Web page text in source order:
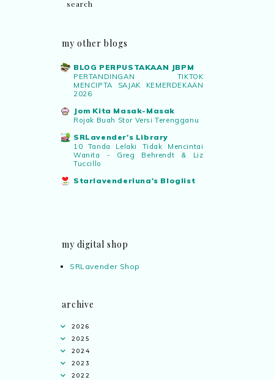
my other blogs
BLOG PERPUSTAKAAN JBPM
PERTANDINGAN TIKTOK
MENCIPTA SAJAK KEMERDEKAAN
2026
Jom Kita Masak-Masak
Rojak Buah Stor Versi Terengganu
SRLavender's Library
10 Tanda Lelaki Tidak Mencintai
Wanita - Greg Behrendt & Liz
Tuccillo
Starlavenderluna's Bloglist
my digital shop
SRLavender Shop
archive
2026
2025
2024
2023
2022